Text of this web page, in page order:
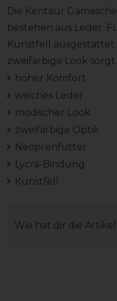
Die Kentaur
bestehen aus Leder.
Kunstfell
zweifarbige Look
hoher Komfort
weiches Leder
modischer Look
zweifarbige Optik
Neoprenfutter
Lycra-Bindung
Kunstfell
Wie hat dir die